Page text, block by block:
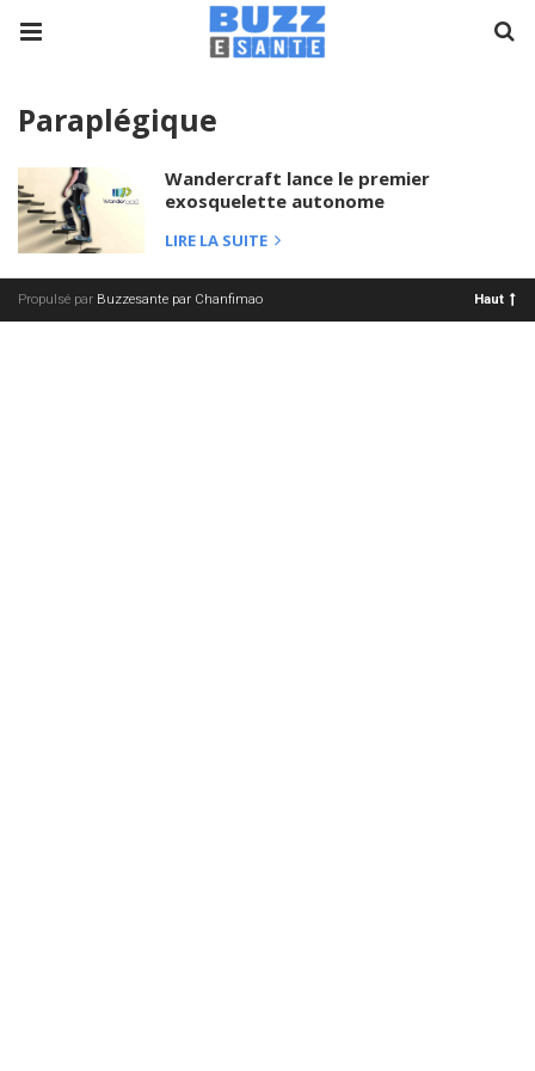
Paraplégique
Wandercraft lance le premier
exosquelette autonome
LIRE LA SUITE
Propulsé par Buzzesante par Chanfimao Haut